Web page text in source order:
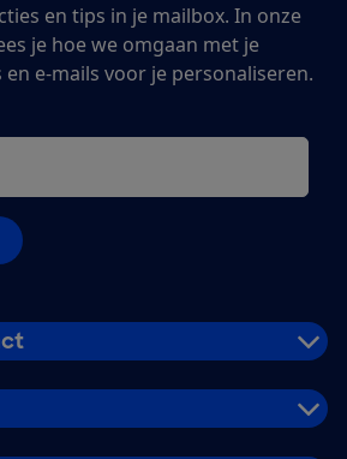
en tips in je mailbox. In onze
je hoe we omgaan met je
e-mails voor je personaliseren.